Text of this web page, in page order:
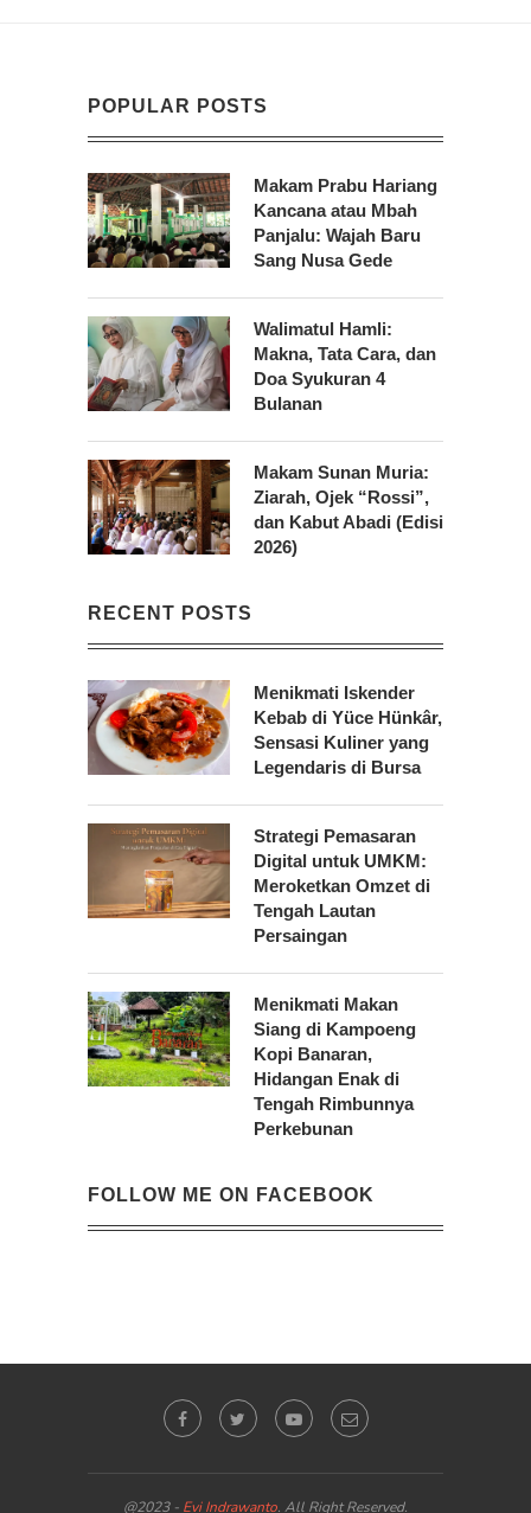
POPULAR POSTS
Makam Prabu Hariang
Kancana atau Mbah
Panjalu: Wajah Baru
Sang Nusa Gede
Walimatul Hamli:
Makna, Tata Cara, dan
Doa Syukuran 4
Bulanan
Makam Sunan Muria:
Ziarah, Ojek “Rossi”,
dan Kabut Abadi (Edisi
2026)
RECENT POSTS
Menikmati Iskender
Kebab di Yüce Hünkâr,
Sensasi Kuliner yang
Legendaris di Bursa
Strategi Pemasaran
Digital untuk UMKM:
Meroketkan Omzet di
Tengah Lautan
Persaingan
Menikmati Makan
Siang di Kampoeng
Kopi Banaran,
Hidangan Enak di
Tengah Rimbunnya
Perkebunan
FOLLOW ME ON FACEBOOK
@2023 - Evi Indrawanto. All Right Reserved.